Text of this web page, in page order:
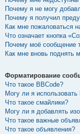
Почему я не могу
Почему я получил
Как мне пожаловаться
Что означает кнопка
Почему моё сообщение
Как мне вновь поднять
Форматирование
Что такое BBCode?
Могу ли я использовать
Что такое смайлики?
Могу ли я добавлять
Что такое важные
Что такое объявления?